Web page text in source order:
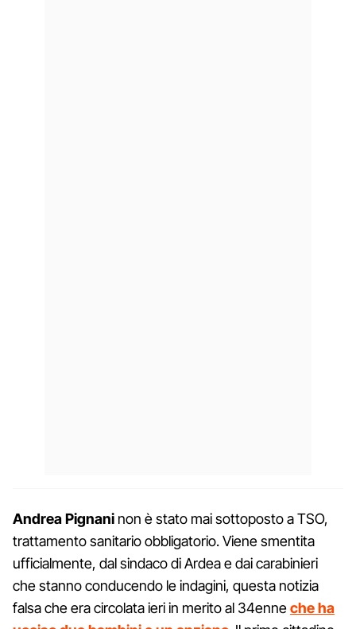
Andrea Pignani non è stato mai sottoposto a TSO,
trattamento sanitario obbligatorio. Viene smentita
ufficialmente, dal sindaco di Ardea e dai carabinieri
che stanno conducendo le indagini, questa notizia
falsa che era circolata ieri in merito al 34enneche ha